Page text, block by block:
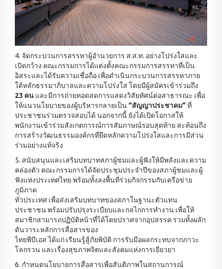
4. จัดกระบวนการสรรหาผู้อำนวยการ ส.ส.ท. อย่างโปร่งใสและ
เปิดกว้าง คณะกรรมการได้แต่งตั้งคณะกรรมการสรรหาที่เป็น
อิสระและได้รับความเชื่อถือ เพื่อดำเนินกระบวนการสรรหาภาย
ใต้หลักธรรมาภิบาลและความโปร่งใส โดยมีผู้สมัครเข้าร่วมถึง
23 คน และมีการถ่ายทอดสดการแสดงวิสัยทัศน์ต่อสาธารณะ เพื่อ
ให้แนวนโยบายของผู้บริหารกลายเป็น “สัญญาประชาคม” ที่
ประชาชนร่วมตรวจสอบได้ นอกจากนี้ ยังได้เปิดโอกาสให้
พนักงานเข้าร่วมสังเกตการณ์การสัมภาษณ์รอบสุดท้าย สะท้อนถึง
การสร้างวัฒนธรรมองค์กรที่ยึดหลักความโปร่งใสและการมีส่วน
ร่วมอย่างแท้จริง
5. สนับสนุนและเสริมบทบาทสภาผู้ชมและผู้ฟังให้มีพลังและความ
คล่องตัว คณะกรรมการได้จัดประชุมประจำปีของสภาผู้ชมและผู้
ฟังแห่งประเทศไทย พร้อมทั้งลงพื้นที่ร่วมกิจกรรมกับเครือข่าย
ภูมิภาค
ทั่วประเทศ เพื่อส่งเสริมบทบาทของสภาในฐานะตัวแทน
ประชาชน พร้อมปรับปรุงระเบียบและกลไกการทำงาน เพื่อให้
สมาชิกสามารถปฏิบัติหน้าที่ได้โดยปราศจากอุปสรรค รวมทั้งผลัก
ดันวาระหลักการสื่อสารของ
ไทยพีบีเอส ได้แก่ เรียนรู้สู้ภัยพิบัติ การรับมือผลกระทบจากภาวะ
โลกรวน และเรื่องสุขภาพจิตและสังคมแห่งการเยียวยา
6. กำหนดนโยบายการสื่อสารเพื่อสันติภาพในสถานการณ์